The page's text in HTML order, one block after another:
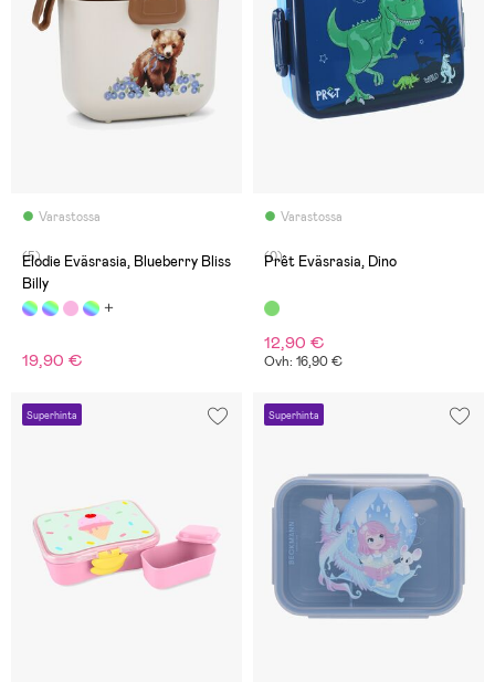
Varastossa
(5)
Elodie Eväsrasia, Blueberry Bliss
Billy
19,90 €
Varastossa
(0)
Prêt Eväsrasia, Dino
12,90 €
Ovh: 16,90 €
Superhinta Superhinta